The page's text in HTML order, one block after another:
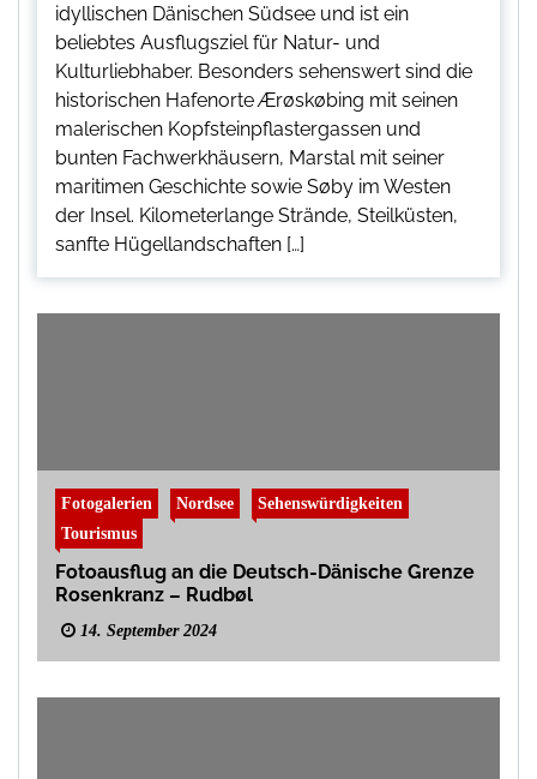
idyllischen Dänischen Südsee und ist ein
beliebtes Ausflugsziel für Natur- und
Kulturliebhaber. Besonders sehenswert sind die
historischen Hafenorte Ærøskøbing mit seinen
malerischen Kopfsteinpflastergassen und
bunten Fachwerkhäusern, Marstal mit seiner
maritimen Geschichte sowie Søby im Westen
der Insel. Kilometerlange Strände, Steilküsten,
sanfte Hügellandschaften […]
Fotogalerien Nordsee
Sehenswürdigkeiten
Tourismus
Fotoausflug an die Deutsch-Dänische Grenze
Rosenkranz – Rudbøl
14. September 2024